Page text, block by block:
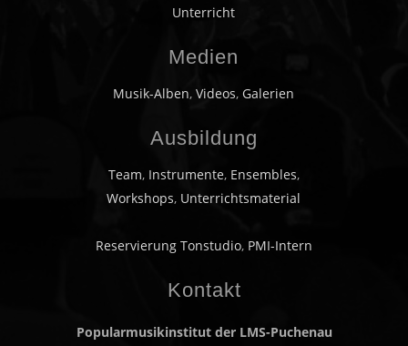
Unterricht
Medien
Musik-Alben,Videos,Galerien
Ausbildung
Team, Instrumente, Ensembles,
Workshops, Unterrichtsmaterial
Reservierung Tonstudio, PMI-Intern
Kontakt
Popularmusikinstitut der LMS-Puchenau